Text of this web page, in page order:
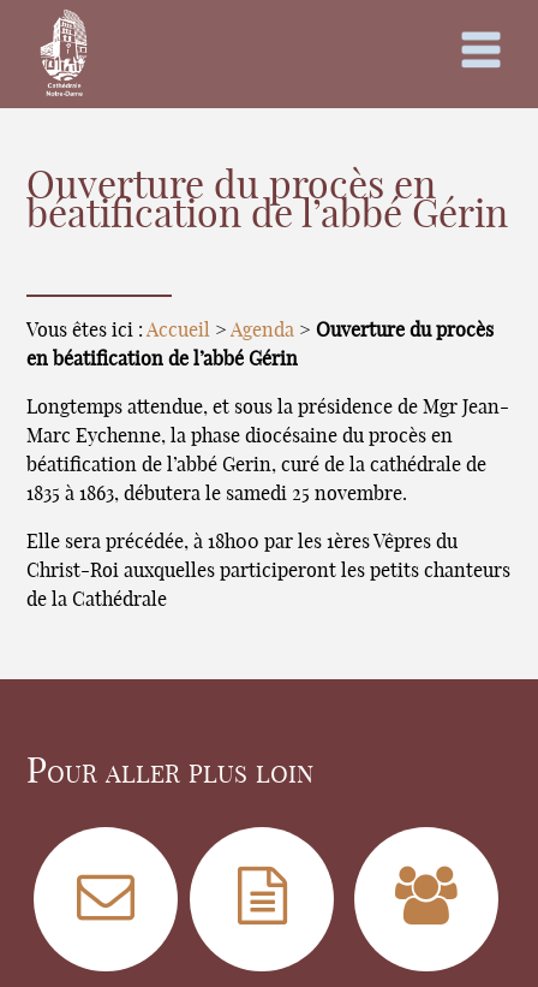
Ouverture du procès en
béatification de l’abbé Gérin
Vous êtes ici :Accueil >Agenda >Ouverture du procès
en béatification de l’abbé Gérin
Longtemps attendue, et sous la présidence de Mgr Jean-
Marc Eychenne, la phase diocésaine du procès en
béatification de l’abbé Gerin, curé de la cathédrale de
1835 à 1863, débutera le samedi 25 novembre.
Elle sera précédée, à 18h00 par les 1ères Vêpres du
Christ-Roi auxquelles participeront les petits chanteurs
de la Cathédrale
Pour aller plus loin